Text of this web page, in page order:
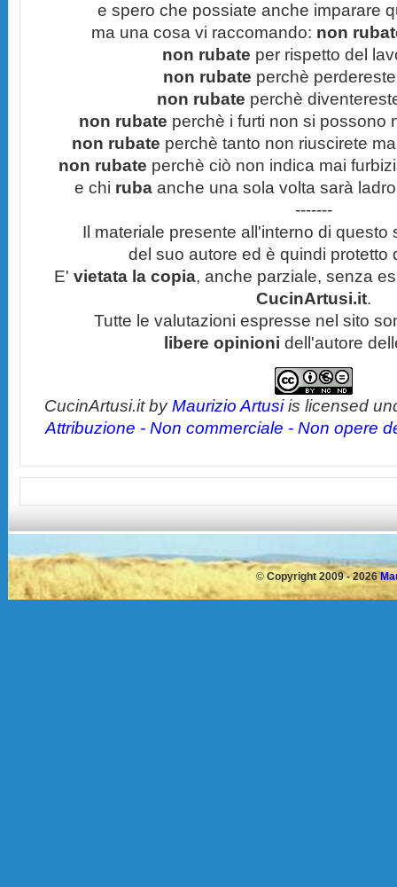
e spero che possiate anche imparare
ma una cosa vi raccomando: non
non rubate per rispetto del
non rubate perchè
non rubate perchè
non rubate perchè i furti non si possono
non rubate perchè tanto non riuscirete
non rubate perchè ciò non indica mai
e chi ruba anche una sola volta sarà
-------
Il materiale presente all'interno di questo
del suo autore ed è quindi protetto
E' vietata la copia, anche parziale, senza
CucinArtusi.it.
Tutte le valutazioni espresse nel sito
libere opinioni dell'autore
CucinArtusi.itbyMaurizio Artusiis licensed
Attribuzione - Non commerciale - Non opere
© Copyright 2009 - 2026